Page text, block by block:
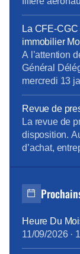
deux
en août et
expresse de
les
[…]
La CFE-
immobilier
A l’attention
Général
mercredi 13
immobilier
Nous
inquiétudes
projet
Revue de
La revue de
disposition.
d’achat,
gratuitement :
au fil de leur
sur
Heure Du
11/09/2026·